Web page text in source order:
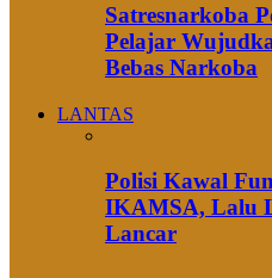
Satresnarkoba
Pelajar
Bebas Narkoba
LANTAS
Polisi Kawal
IKAMSA, Lalu
Lancar